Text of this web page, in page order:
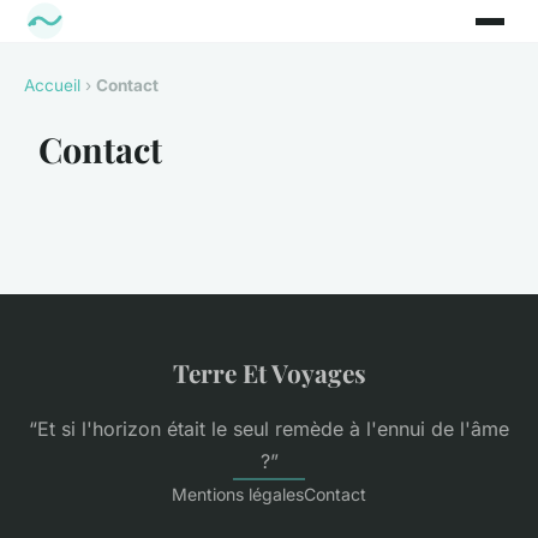
Accueil › Contact
Contact
Terre Et Voyages
“Et si l'horizon était le seul remède à l'ennui de l'âme
?”
Mentions légalesContact